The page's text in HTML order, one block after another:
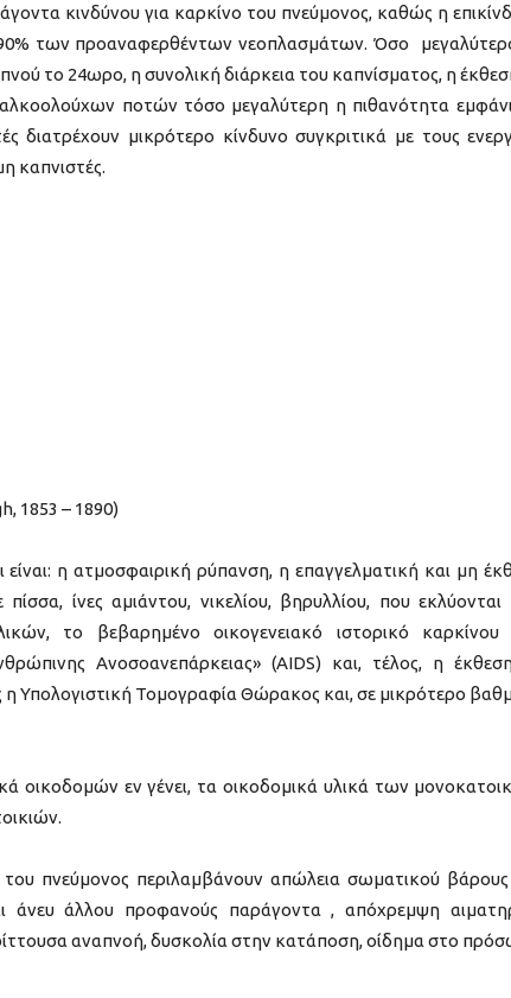
κινδύνου για καρκίνο του πνεύμονος, καθώς η
90% των προαναφερθέντων νεοπλασμάτων. Όσο
το 24ωρο, η συνολική διάρκεια του καπνίσματος, η
ποτών τόσο μεγαλύτερη η πιθανότητα
διατρέχουν μικρότερο κίνδυνο συγκριτικά με τους
καπνιστές.
1853 – 1890)
η ατμοσφαιρική ρύπανση, η επαγγελματική και μη
ίνες αμιάντου, νικελίου, βηρυλλίου, που εκλύονται
το βεβαρημένο οικογενειακό ιστορικό καρκίνου
Ανοσοανεπάρκειας» (AIDS) και, τέλος, η
η Υπολογιστική Τομογραφία Θώρακος και, σε μικρότερο
οικοδομών εν γένει, τα οικοδομικά υλικά των
πνεύμονος περιλαμβάνουν απώλεια σωματικού βάρους
άνευ άλλου προφανούς παράγοντα , απόχρεμψη
αναπνοή, δυσκολία στην κατάποση, οίδημα στο